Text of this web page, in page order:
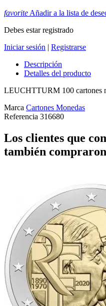
favorite Añadir a la lista de
Debes estar registrado
Iniciar sesión | Registrarse
Descripción
Detalles del producto
LEUCHTTURM 100 cartones
Marca Cartones Monedas
Referencia 316680
Los clientes que
también